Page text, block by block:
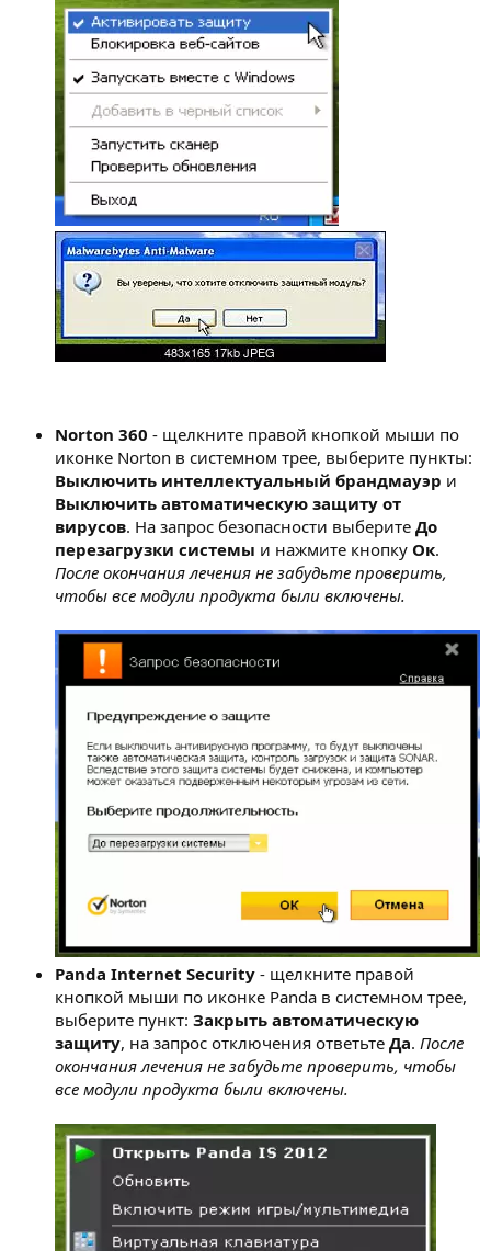
Norton 360 - щелкните правой кнопкой мыши по
иконке Norton в системном трее, выберите пункты:
Выключить интеллектуальный брандмауэр и
Выключить автоматическую защиту от
вирусов. На запрос безопасности выберите До
перезагрузки системы и нажмите кнопку Ок.
После окончания лечения не забудьте проверить,
чтобы все модули продукта были включены.
Panda Internet Security - щелкните правой
кнопкой мыши по иконке Panda в системном трее,
выберите пункт: Закрыть автоматическую
защиту, на запрос отключения ответьте Да. После
окончания лечения не забудьте проверить, чтобы
все модули продукта были включены.